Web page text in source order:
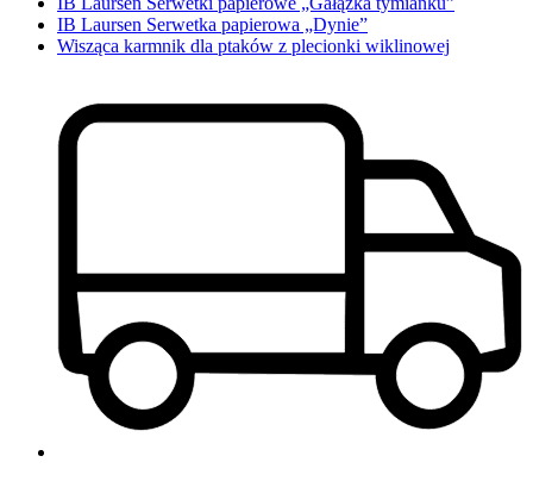
IB Laursen Serwetka papierowa „Dynie”
Wisząca karmnik dla ptaków z plecionki wiklinowej